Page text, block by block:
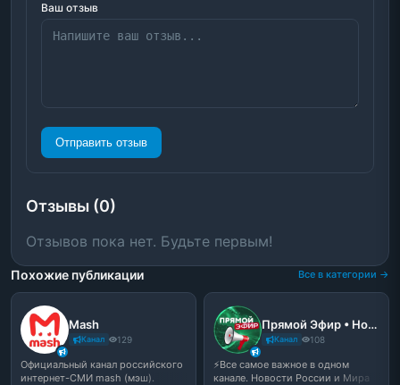
Ваш отзыв
Отправить отзыв
Отзывы (0)
Отзывов пока нет. Будьте первым!
Похожие публикации Все в категории →
Mash
Канал 129
Официальный канал российского
интернет-СМИ mash (мэш).
Прямой Эфир • Новости
Канал 108
⚡️Все самое важное в одном
канале. Новости России и Мира